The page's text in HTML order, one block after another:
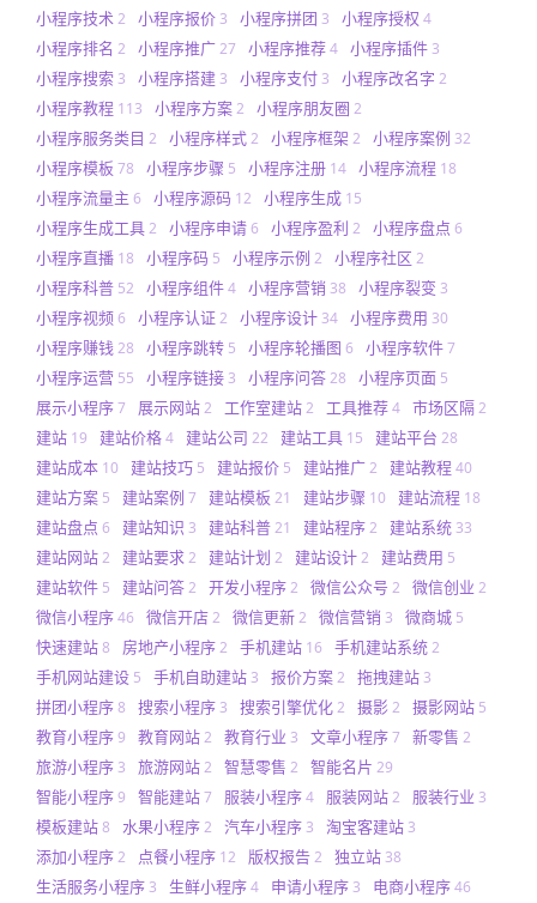
小程序技术 2 小程序报价 3 小程序拼团 3 小程序授权 4
小程序排名 2 小程序推广27 小程序推荐4 小程序插件 3
小程序搜索 3 小程序搭建 3 小程序支付 3 小程序改名字 2
小程序教程 113 小程序方案2 小程序朋友圈 2
小程序服务类目 2 小程序样式2 小程序框架 2 小程序案例 32
小程序模板 78 小程序步骤 5 小程序注册 14 小程序流程 18
小程序流量主 6 小程序源码 12 小程序生成 15
小程序生成工具2 小程序申请6 小程序盈利 2 小程序盘点 6
小程序直播 18 小程序码 5 小程序示例 2 小程序社区 2
小程序科普 52 小程序组件4 小程序营销 38 小程序裂变 3
小程序视频6 小程序认证2 小程序设计 34 小程序费用 30
小程序赚钱28 小程序跳转 5 小程序轮播图 6 小程序软件7
小程序运营 55 小程序链接 3 小程序问答28 小程序页面 5
展示小程序7 展示网站2 工作室建站2 工具推荐4 市场区隔2
建站 19 建站价格4 建站公司 22 建站工具 15 建站平台 28
建站成本 10 建站技巧 5 建站报价 5 建站推广2 建站教程40
建站方案 5 建站案例 7 建站模板 21 建站步骤 10 建站流程 18
建站盘点 6 建站知识 3 建站科普21 建站程序2 建站系统 33
建站网站2 建站要求2 建站计划 2 建站设计2 建站费用 5
建站软件 5 建站问答2 开发小程序2 微信公众号 2 微信创业 2
微信小程序46 微信开店2 微信更新2 微信营销 3 微商城 5
快速建站8 房地产小程序2 手机建站 16 手机建站系统2
手机网站建设 5 手机自助建站 3 报价方案2 拖拽建站 3
拼团小程序8 搜索小程序 3 搜索引擎优化2 摄影2 摄影网站 5
教育小程序9 教育网站2 教育行业 3 文章小程序7 新零售 2
旅游小程序 3 旅游网站2 智慧零售 2 智能名片 29
智能小程序9 智能建站7 服装小程序4 服装网站2 服装行业 3
模板建站8 水果小程序2 汽车小程序 3 淘宝客建站 3
添加小程序2 点餐小程序 12 版权报告2 独立站 38
生活服务小程序 3 生鲜小程序4 申请小程序 3 电商小程序46